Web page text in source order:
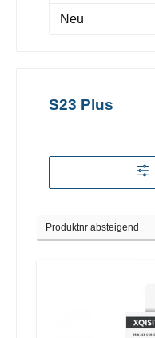
Neu
S23 Plus